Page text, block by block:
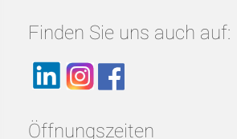
Finden Sie uns auch auf:
Öffnungszeiten